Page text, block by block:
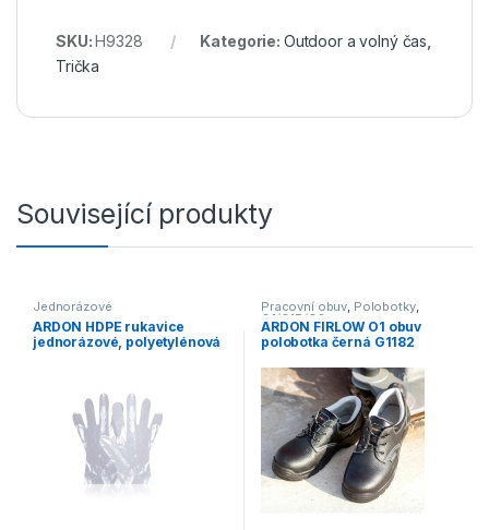
SKU:H9328 Kategorie: Outdoor a volný čas
Trička
Související produkty
Jednorázové
ARDON HDPE rukavice
jednorázové, polyetylénová
Pracovní obuv, Polobotky,
O1/O1P/O2
ARDON FIRLOW O1 obuv
polobotka černá G1182